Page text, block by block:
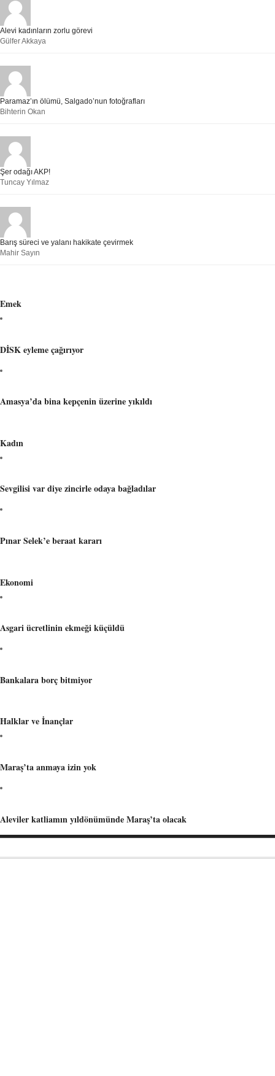
Alevi kadınların zorlu görevi
Gülfer Akkaya
Paramaz’ın ölümü, Salgado’nun fotoğrafları
Bihterin Okan
Şer odağı AKP!
Tuncay Yılmaz
Barış süreci ve yalanı hakikate çevirmek
Mahir Sayın
Emek
DİSK eyleme çağırıyor
Amasya’da bina kepçenin üzerine yıkıldı
Kadın
Sevgilisi var diye zincirle odaya bağladılar
Pınar Selek’e beraat kararı
Ekonomi
Asgari ücretlinin ekmeği küçüldü
Bankalara borç bitmiyor
Halklar ve İnançlar
Maraş’ta anmaya izin yok
Aleviler katliamın yıldönümünde Maraş’ta olacak